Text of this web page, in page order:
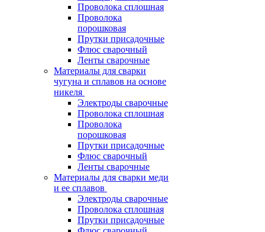
Проволока сплошная
Проволока
порошковая
Прутки присадочные
Флюс сварочный
Ленты сварочные
Материалы для сварки
чугуна и сплавов на основе
никеля
Электроды сварочные
Проволока сплошная
Проволока
порошковая
Прутки присадочные
Флюс сварочный
Ленты сварочные
Материалы для сварки меди
и ее сплавов
Электроды сварочные
Проволока сплошная
Прутки присадочные